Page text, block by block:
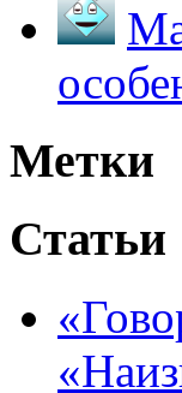
Метки
Статьи